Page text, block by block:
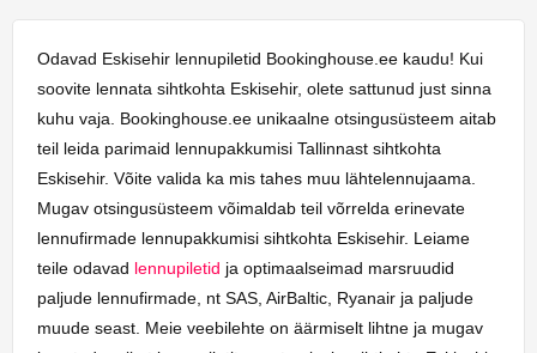
Odavad Eskisehir lennupiletid Bookinghouse.ee kaudu! Kui
soovite lennata sihtkohta Eskisehir, olete sattunud just sinna
kuhu vaja. Bookinghouse.ee unikaalne otsingusüsteem aitab
teil leida parimaid lennupakkumisi Tallinnast sihtkohta
Eskisehir. Võite valida ka mis tahes muu lähtelennujaama.
Mugav otsingusüsteem võimaldab teil võrrelda erinevate
lennufirmade lennupakkumisi sihtkohta Eskisehir. Leiame
teile odavad lennupiletid ja optimaalseimad marsruudid
paljude lennufirmade, nt SAS, AirBaltic, Ryanair ja paljude
muude seast. Meie veebilehte on äärmiselt lihtne ja mugav